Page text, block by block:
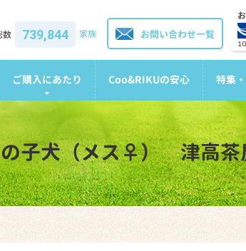
お問い合わせ一覧
数 739,844 家族
ご購入にあたり Coo&RIKUの安心 特集
の子犬（メス♀） 津高茶